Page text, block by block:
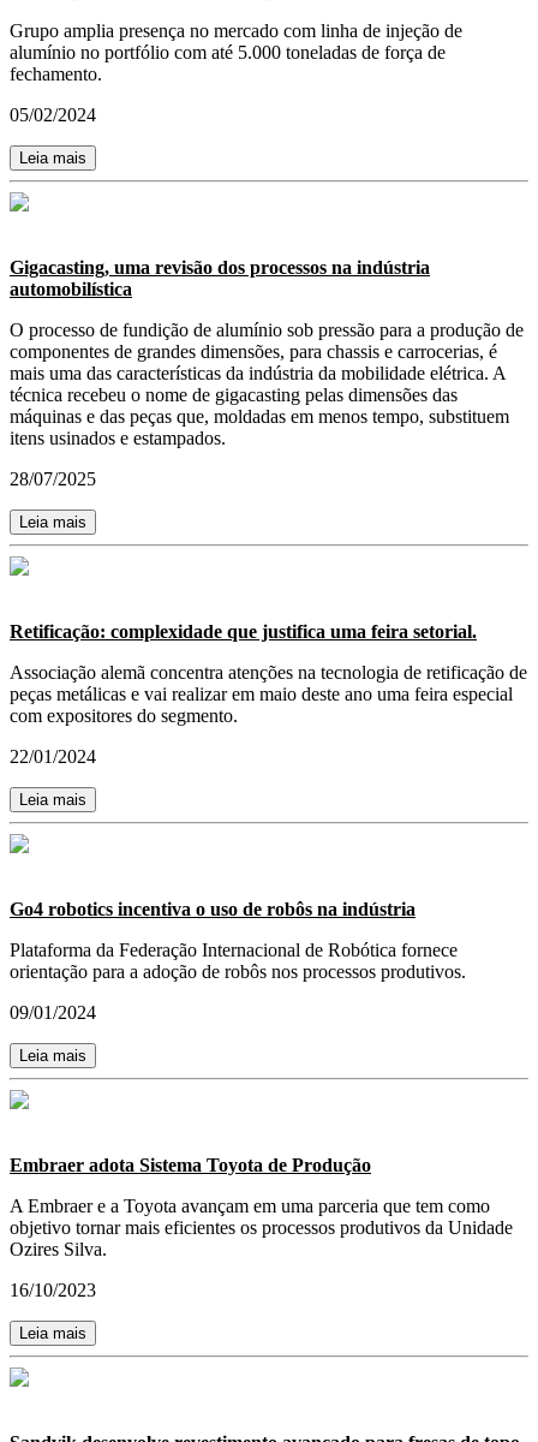
Grupo amplia presença no mercado com linha de injeção de
alumínio no portfólio com até 5.000 toneladas de força de
fechamento.
05/02/2024
Leia mais
Gigacasting, uma revisão dos processos na indústria
automobilística
O processo de fundição de alumínio sob pressão para a produção de
componentes de grandes dimensões, para chassis e carrocerias, é
mais uma das características da indústria da mobilidade elétrica. A
técnica recebeu o nome de gigacasting pelas dimensões das
máquinas e das peças que, moldadas em menos tempo, substituem
itens usinados e estampados.
28/07/2025
Leia mais
Retificação: complexidade que justifica uma feira setorial.
Associação alemã concentra atenções na tecnologia de retificação de
peças metálicas e vai realizar em maio deste ano uma feira especial
com expositores do segmento.
22/01/2024
Leia mais
Go4 robotics incentiva o uso de robôs na indústria
Plataforma da Federação Internacional de Robótica fornece
orientação para a adoção de robôs nos processos produtivos.
09/01/2024
Leia mais
Embraer adota Sistema Toyota de Produção
A Embraer e a Toyota avançam em uma parceria que tem como
objetivo tornar mais eficientes os processos produtivos da Unidade
Ozires Silva.
16/10/2023
Leia mais